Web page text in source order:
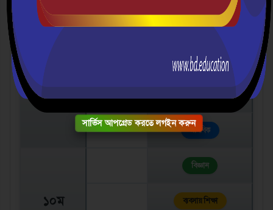
৮ম
৯ম
বিজ্ঞান
মানবিক
১০ম
বিজ্ঞান
ব্যবসায় শিক্ষা
সার্ভিস আপগ্রেড করতে লগইন করুন